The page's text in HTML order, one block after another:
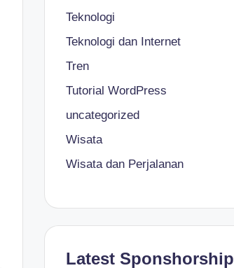
Teknologi
Teknologi dan Internet
Tren
Tutorial WordPress
uncategorized
Wisata
Wisata dan Perjalanan
Latest Sponshorship